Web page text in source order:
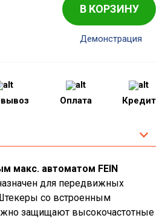
В КОРЗИНУ
Демонстрация
Оплата Кредит
макс. автоматом FEIN
для передвижных
со встроенным
защищают высокочастотные